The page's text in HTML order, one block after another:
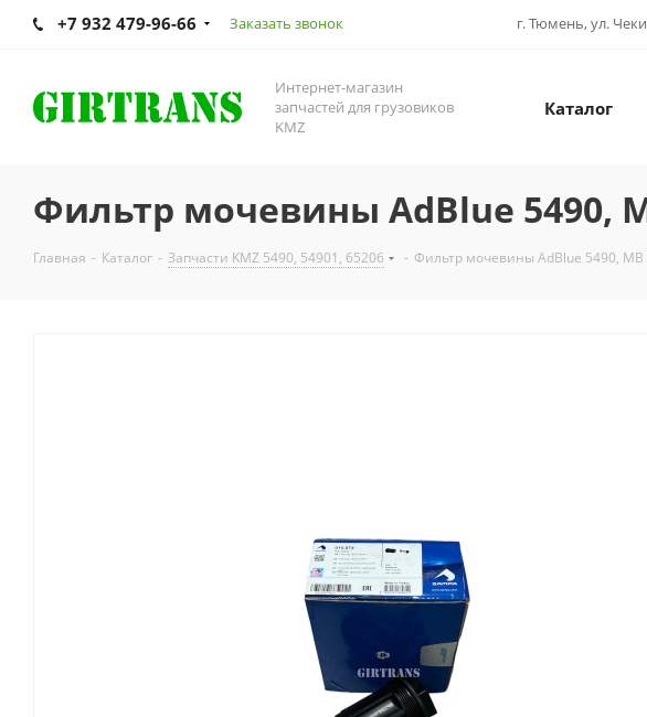
+7 932 479-96-66 Заказать звонок г. Тюмень, ул.
Интернет-магазин
запчастей для грузовиков
KMZ
Каталог
Фильтр мочевины AdBlue 5490,
Главная - Каталог - Запчасти KMZ 5490, 54901, 65206 - Фильтр мочевины AdBlue 5490, MB